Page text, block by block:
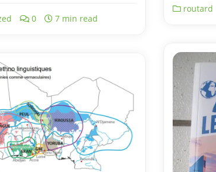
0 7 min read
routard